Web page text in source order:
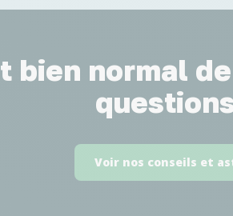
bien normal
Voir nos conseils et